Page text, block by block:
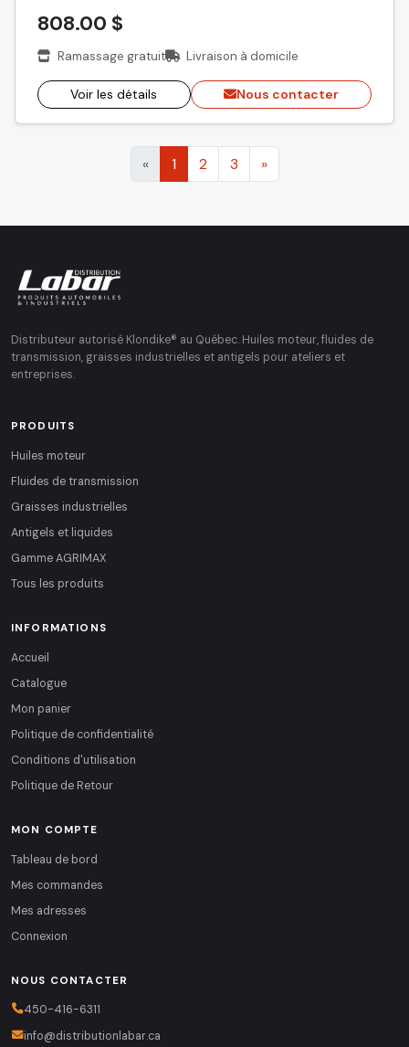
808.00 $
Ramassage gratuit Livraison à domicile
Voir les détails Nous contacter
« 1 2 3 »
Distributeur autorisé Klondike® au Québec. Huiles moteur, fluides de
transmission, graisses industrielles et antigels pour ateliers et
entreprises.
PRODUITS
Huiles moteur
Fluides de transmission
Graisses industrielles
Antigels et liquides
Gamme AGRIMAX
Tous les produits
INFORMATIONS
Accueil
Catalogue
Mon panier
Politique de confidentialité
Conditions d'utilisation
Politique de Retour
MON COMPTE
Tableau de bord
Mes commandes
Mes adresses
Connexion
NOUS CONTACTER
450-416-6311
info@distributionlabar.ca